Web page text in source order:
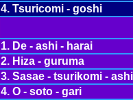
4. Tsuricomi - goshi
1. De - ashi - harai
2. Hiza - guruma
3. Sasae - tsurikomi - ashi
4. O - soto - gari